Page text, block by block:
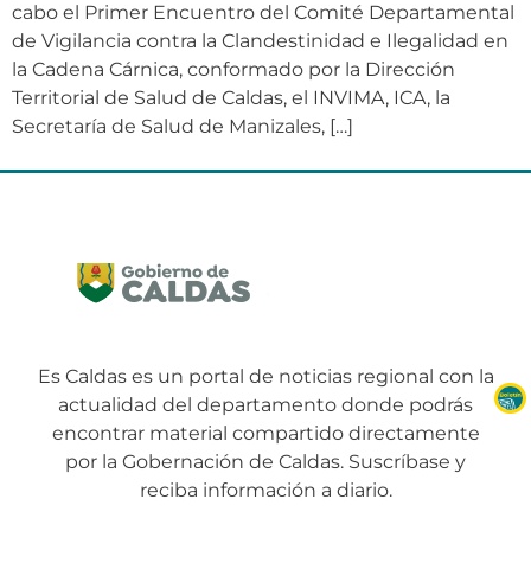
cabo el Primer Encuentro del Comité Departamental
de Vigilancia contra la Clandestinidad e Ilegalidad en
la Cadena Cárnica, conformado por la Dirección
Territorial de Salud de Caldas, el INVIMA, ICA, la
Secretaría de Salud de Manizales, […]
Es Caldas es un portal de noticias regional con la
actualidad del departamento donde podrás
encontrar material compartido directamente
por la Gobernación de Caldas. Suscríbase y
reciba información a diario.